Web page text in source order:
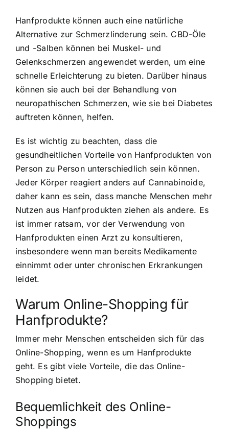
Hanfprodukte können auch eine natürliche
Alternative zur Schmerzlinderung sein. CBD-Öle
und -Salben können bei Muskel- und
Gelenkschmerzen angewendet werden, um eine
schnelle Erleichterung zu bieten. Darüber hinaus
können sie auch bei der Behandlung von
neuropathischen Schmerzen, wie sie bei Diabetes
auftreten können, helfen.
Es ist wichtig zu beachten, dass die
gesundheitlichen Vorteile von Hanfprodukten von
Person zu Person unterschiedlich sein können.
Jeder Körper reagiert anders auf Cannabinoide,
daher kann es sein, dass manche Menschen mehr
Nutzen aus Hanfprodukten ziehen als andere. Es
ist immer ratsam, vor der Verwendung von
Hanfprodukten einen Arzt zu konsultieren,
insbesondere wenn man bereits Medikamente
einnimmt oder unter chronischen Erkrankungen
leidet.
Warum Online-Shopping für
Hanfprodukte?
Immer mehr Menschen entscheiden sich für das
Online-Shopping, wenn es um Hanfprodukte
geht. Es gibt viele Vorteile, die das Online-
Shopping bietet.
Bequemlichkeit des Online-
Shoppings